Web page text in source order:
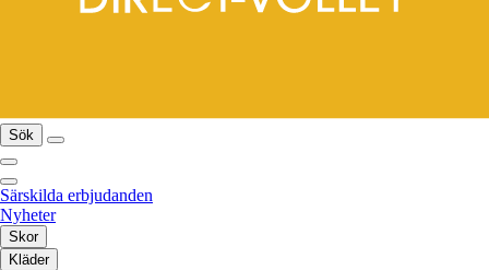
Sök
Särskilda erbjudanden
Nyheter
Skor
Kläder